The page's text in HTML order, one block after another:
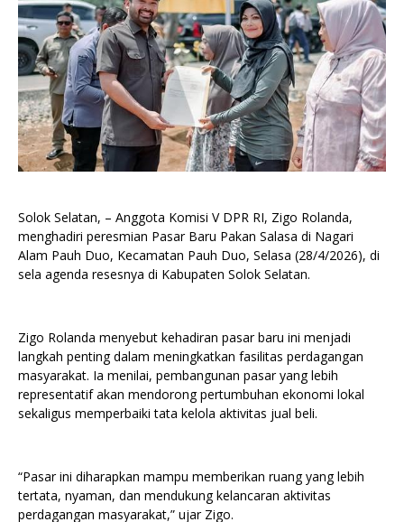
Solok Selatan, – Anggota Komisi V DPR RI, Zigo Rolanda,
menghadiri peresmian Pasar Baru Pakan Salasa di Nagari
Alam Pauh Duo, Kecamatan Pauh Duo, Selasa (28/4/2026), di
sela agenda resesnya di Kabupaten Solok Selatan.
Zigo Rolanda menyebut kehadiran pasar baru ini menjadi
langkah penting dalam meningkatkan fasilitas perdagangan
masyarakat. Ia menilai, pembangunan pasar yang lebih
representatif akan mendorong pertumbuhan ekonomi lokal
sekaligus memperbaiki tata kelola aktivitas jual beli.
“Pasar ini diharapkan mampu memberikan ruang yang lebih
tertata, nyaman, dan mendukung kelancaran aktivitas
perdagangan masyarakat,” ujar Zigo.